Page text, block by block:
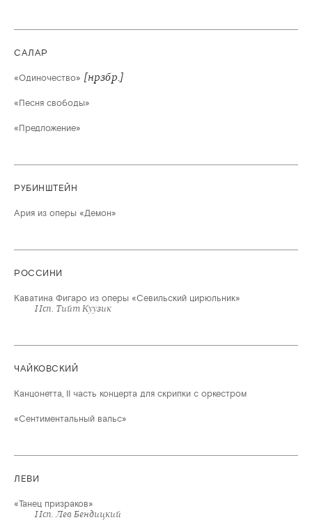
САЛАР
«Одиночество» [нрзбр.]
«Песня свободы»
«Предложение»
РУБИНШТЕЙН
Ария из оперы «Демон»
РОССИНИ
Каватина Фигаро из оперы «Севильский цирюльник»
Исп. Тийт Куузик
ЧАЙКОВСКИЙ
Канцонетта, II часть концерта для скрипки с оркестром
«Сентиментальный вальс»
ЛЕВИ
«Танец призраков»
Исп. Лев Бендицкий